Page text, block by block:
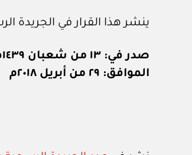
ينشر هذا القرار في الجريدة
صدر في: ١٣ من شعبان ١٤٣٩هـ
الموافق: ٢٩ من أبريل ٢٠١٨م